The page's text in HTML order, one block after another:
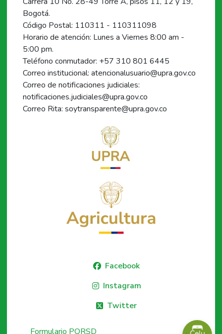
Bogotá.
Código Postal: 110311 - 110311098
Horario de atención: Lunes a Viernes 8:00 am -
5:00 pm.
Teléfono conmutador: +57 310 801 6445
Correo institucional: atencionalusuario@upra.gov.co
Correo de notificaciones judiciales:
notificaciones.judiciales@upra.gov.co
Correo Rita: soytransparente@upra.gov.co
Facebook
Instagram
Twitter
Formulario PQRSD